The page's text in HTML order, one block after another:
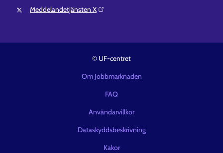
Meddelandetjänsten X⁠
© UF-centret
Om Jobbmarknaden
FAQ
Användarvillkor
Dataskyddsbeskrivning
Kakor